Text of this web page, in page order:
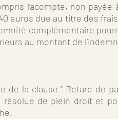
l’acompte, non payée
euros due au titre des
complémentaire
au montant de
la clause " Retard de
de plein droit et